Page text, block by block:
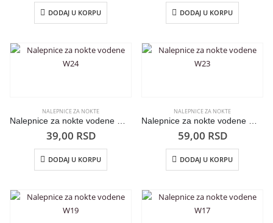
DODAJ U KORPU DODAJ U KORPU
NALEPNICE ZA NOKTE
Nalepnice za nokte vodene W24
39,00 RSD
DODAJ U KORPU
NALEPNICE ZA NOKTE
Nalepnice za nokte vodene W23
59,00 RSD
DODAJ U KORPU